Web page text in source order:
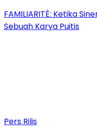
FAMILIARITÉ: Ketika
Sebuah Karya Puitis
Pers Rilis